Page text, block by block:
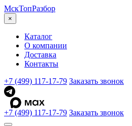
МскТопРазбор
×
Каталог
О компании
Доставка
Контакты
+7 (499) 117-17-79 Заказать звонок
+7 (499) 117-17-79 Заказать звонок